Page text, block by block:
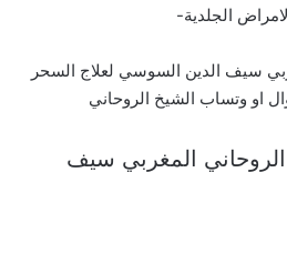
الجلدية-
سيف الدين السوسي لعلاج السحر
او وتساب الشيخ الروحاني
الروحاني المغربي سيف